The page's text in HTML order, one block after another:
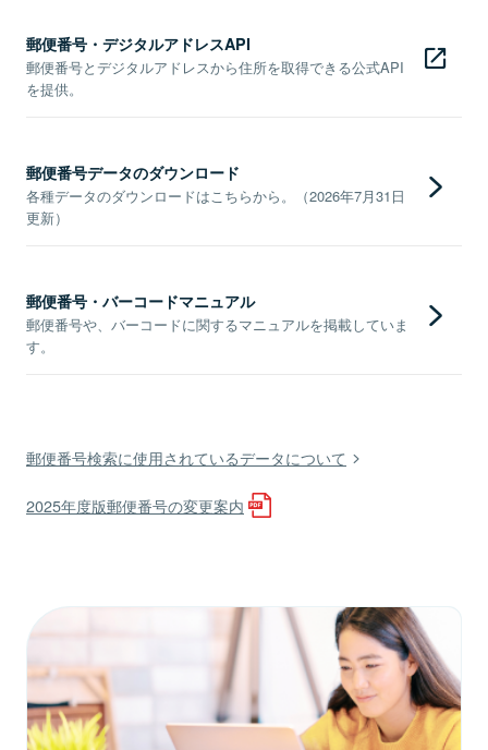
郵便番号・デジタルアドレスAPI
郵便番号とデジタルアドレスから住所を取得できる公式API
を提供。
郵便番号データのダウンロード
各種データのダウンロードはこちらから。（2026年7月31日
更新）
郵便番号・バーコードマニュアル
郵便番号や、バーコードに関するマニュアルを掲載していま
す。
郵便番号検索に使用されているデータについて
2025年度版郵便番号の変更案内